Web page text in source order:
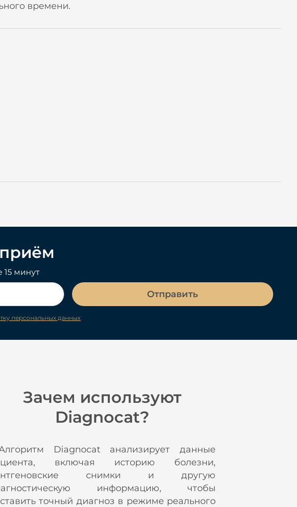
времени.
минут
Отправить
персональных данных
Зачем используют
Diagnocat?
Diagnocat анализирует данные
включая историю болезни,
снимки и другую
информацию, чтобы
точный диагноз в режиме реального